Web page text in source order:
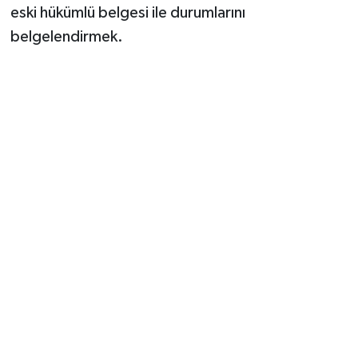
eski hükümlü belgesi ile durumlarını
belgelendirmek.